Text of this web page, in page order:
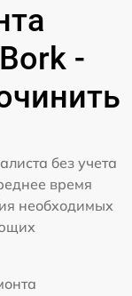
-
без учета
время
необходимых